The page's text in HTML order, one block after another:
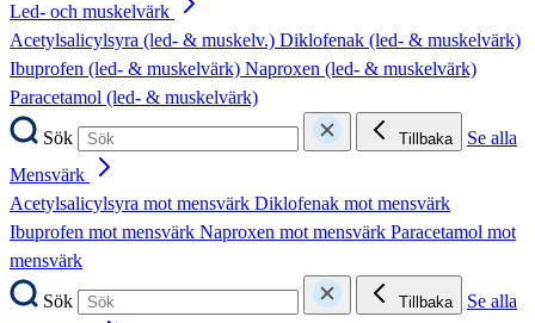
Led- och muskelvärk
Acetylsalicylsyra (led- & muskelv.) Diklofenak (led- & muskelvärk)
Ibuprofen (led- & muskelvärk) Naproxen (led- & muskelvärk)
Paracetamol (led- & muskelvärk)
Sök
Tillbaka
Se alla
Mensvärk
Acetylsalicylsyra mot mensvärk Diklofenak mot mensvärk
Ibuprofen mot mensvärk Naproxen mot mensvärk Paracetamol mot
mensvärk
Sök
Tillbaka
Se alla